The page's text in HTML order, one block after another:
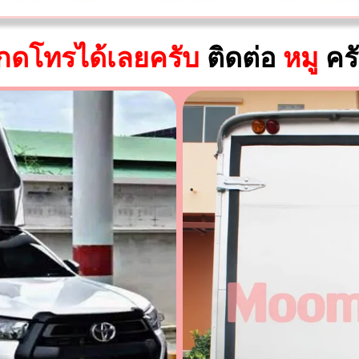
ดโทรได้เลยครับ ติดต่อ หมู ค